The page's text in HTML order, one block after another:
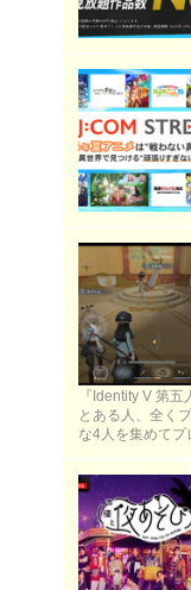
『Identity V 第
とある人、全く
な4人を集めてプ